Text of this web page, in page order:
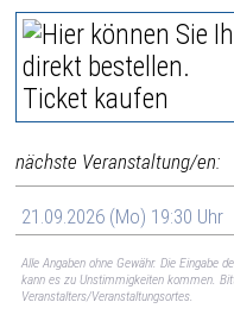
Ticket kaufen
nächste Veranstaltung/en:
21.09.2026 (Mo) 19:30 Uhr
Alle Angaben ohne Gewähr. Die Eingabe
kann es zu Unstimmigkeiten kommen.
Veranstalters/Veranstaltungsortes.